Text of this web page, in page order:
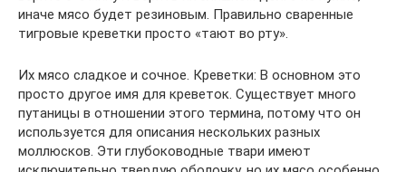
иначе мясо будет резиновым. Правильно сваренные
тигровые креветки просто «тают во рту».
Их мясо сладкое и сочное. Креветки: В основном это
просто другое имя для креветок. Существует много
путаницы в отношении этого термина, потому что он
используется для описания нескольких разных
моллюсков. Эти глубоководные твари имеют